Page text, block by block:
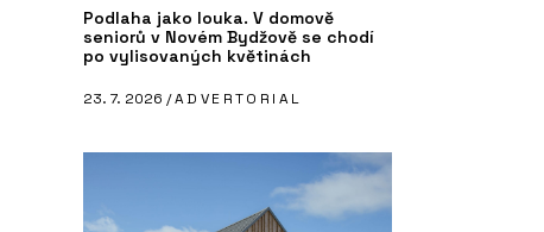
Podlaha jako louka. V domově
seniorů v Novém Bydžově se chodí
po vylisovaných květinách
23. 7. 2026 /ADVERTORIAL